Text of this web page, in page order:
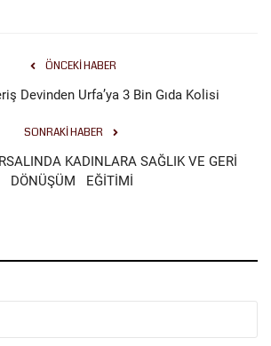
ÖNCEKI HABER
Devinden Urfa’ya 3 Bin Gıda Kolisi
SONRAKI HABER
KADINLARA SAĞLIK VE GERİ
DÖNÜŞÜM EĞİTİMİ